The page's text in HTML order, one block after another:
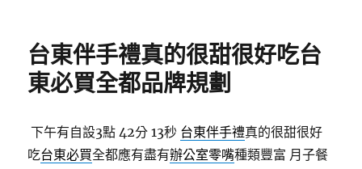
台東伴手禮真的很甜很好吃台
東必買全都品牌規劃
下午有自設3點 42分 13秒 台東伴手禮真的很甜很好
吃台東必買全都應有盡有辦公室零嘴種類豐富 月子餐